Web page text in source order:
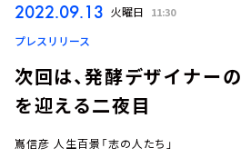
2022.09.13 火曜日 11:30
プレスリリース
次回は、発酵デザイナー
を迎える二夜目
嶌信彦 人生百景「志の人たち」